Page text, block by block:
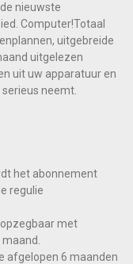
nieuwste
Computer!Totaal
uitgebreide
uitgelezen
uit uw apparatuur en
neemt.
het abonnement
regulie
met
afgelopen 6 maanden